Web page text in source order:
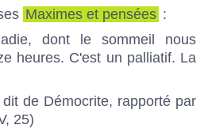
Maximes et pensées :
dont le sommeil nous
heures. C'est un palliatif. La
de Démocrite, rapporté par
25)